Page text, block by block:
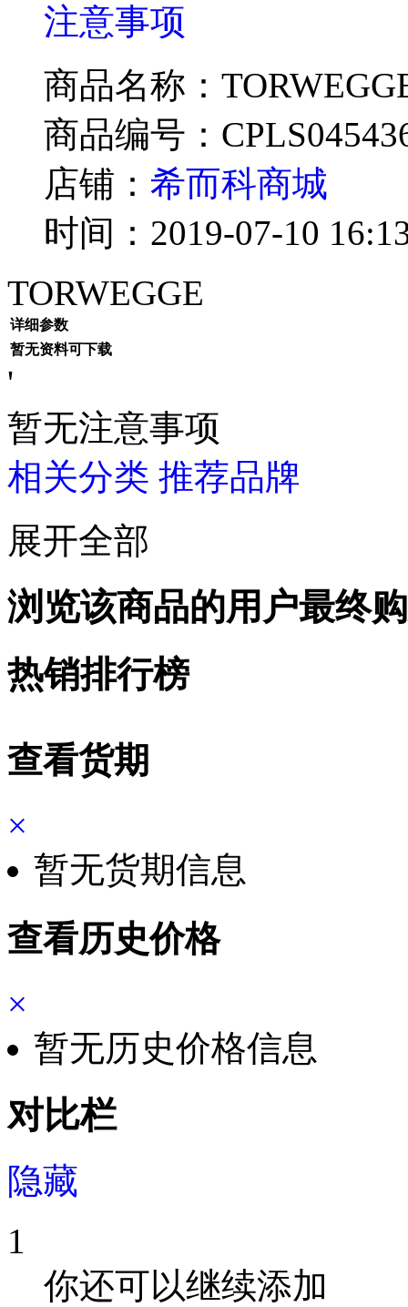
注意事项
商品名称：
商品编号：
店铺： 希而科商城
时间：2019-07-10
TORWEGGE
详细参数
暂无资料可下载
'
暂无注意事项
相关分类 推荐品牌
展开全部
浏览该商品的用户最终
热销排行榜
查看货期
×
暂无货期信息
查看历史价格
×
暂无历史价格信息
对比栏
隐藏
1
你还可以继续添加